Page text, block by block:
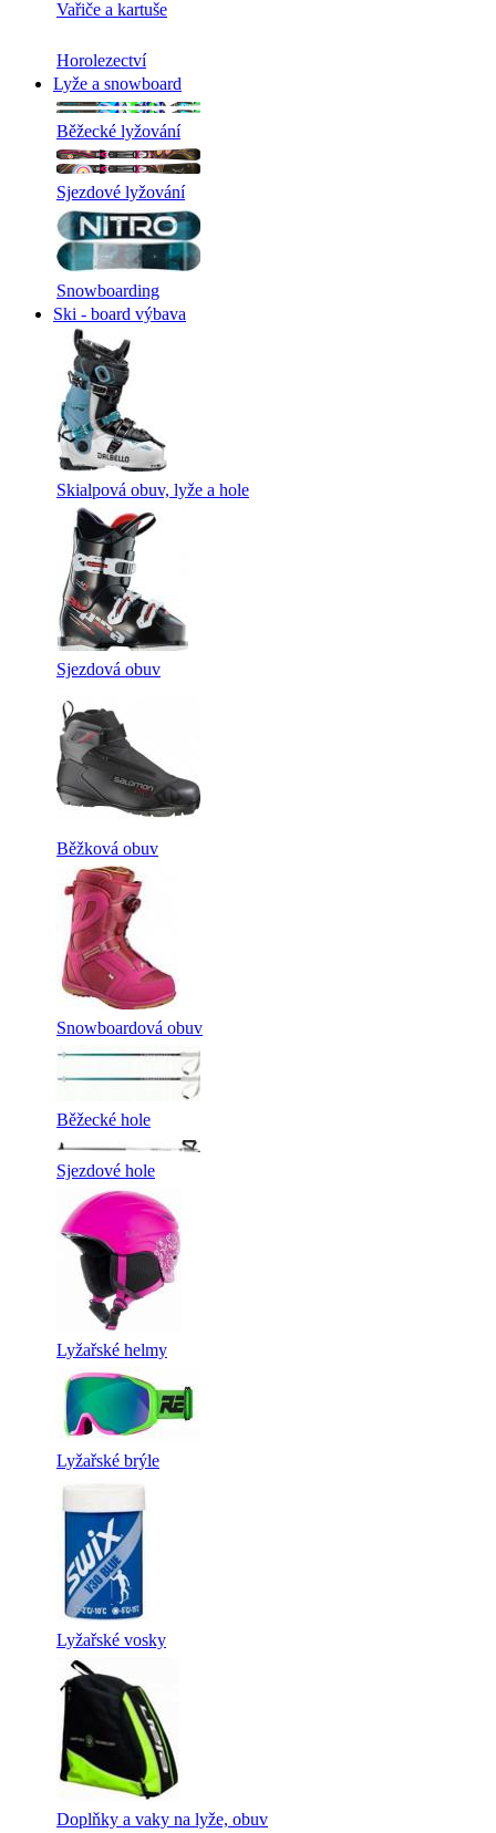
Vařiče a kartuše
Horolezectví
Lyže a snowboard
Běžecké lyžování
Sjezdové lyžování
Snowboarding
Ski - board výbava
Skialpová obuv, lyže a hole
Sjezdová obuv
Běžková obuv
Snowboardová obuv
Běžecké hole
Sjezdové hole
Lyžařské helmy
Lyžařské brýle
Lyžařské vosky
Doplňky a vaky na lyže, obuv